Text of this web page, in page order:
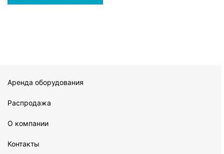
Аренда оборудования
Распродажа
О компании
Контакты